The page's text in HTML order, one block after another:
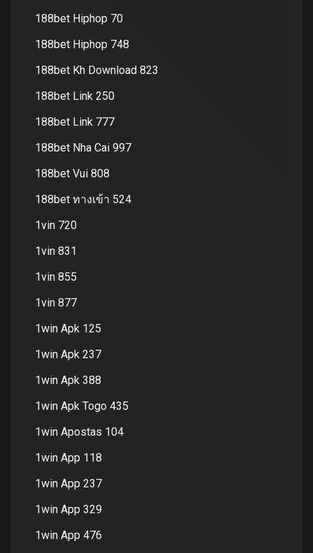
188bet Hiphop 70
188bet Hiphop 748
188bet Kh Download 823
188bet Link 250
188bet Link 777
188bet Nha Cai 997
188bet Vui 808
188bet ทางเข้า 524
1vin 720
1vin 831
1vin 855
1vin 877
1win Apk 125
1win Apk 237
1win Apk 388
1win Apk Togo 435
1win Apostas 104
1win App 118
1win App 237
1win App 329
1win App 476